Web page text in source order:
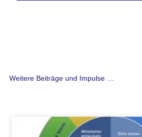
Weitere Beiträge und Impulse …
SeiteSeiteSeiteSeite
Seite Seite Seite Seite
Seite Seite Seite Seite